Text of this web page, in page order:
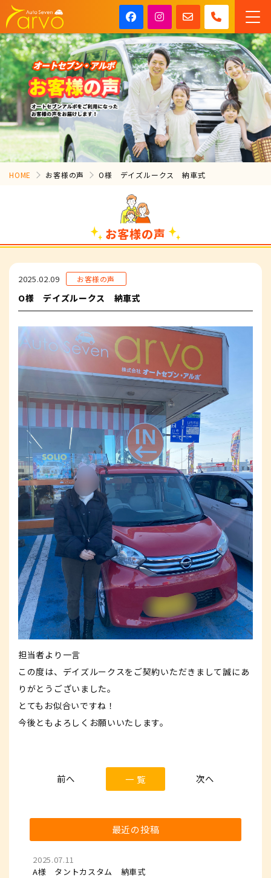
HOME お客様の声 O様 デイズルークス 納車式
お客様の声
2025.02.09 お客様の声
O様 デイズルークス 納車式
担当者より一言
この度は、デイズルークスをご契約いただきまして誠にあ
りがとうございました。
とてもお似合いですね！
今後ともよろしくお願いいたします。
一 覧
最近の投稿
2025.07.11
A様 タントカスタム 納車式